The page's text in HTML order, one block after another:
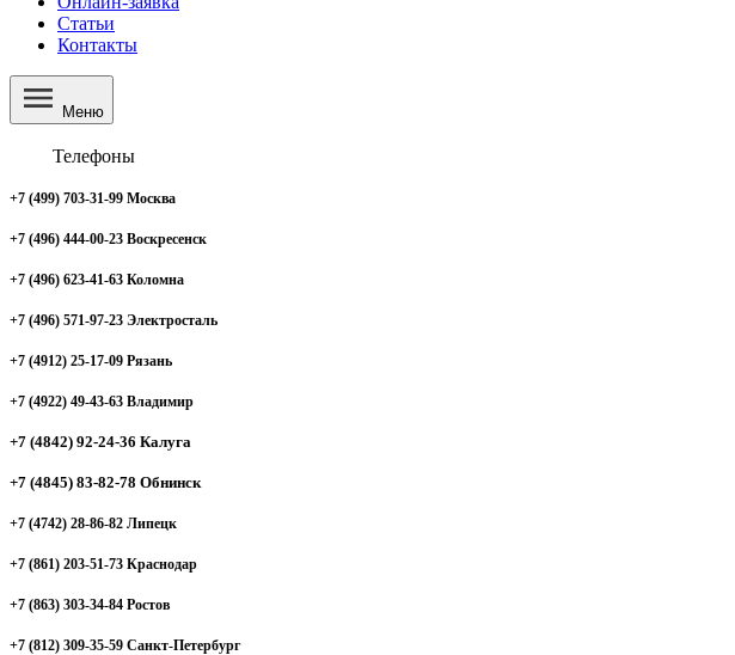
Статьи
Контакты
Меню
Телефоны
+7 (499) 703-31-99 Москва
+7 (496) 444-00-23 Воскресенск
+7 (496) 623-41-63 Коломна
+7 (496) 571-97-23 Электросталь
+7 (4912) 25-17-09 Рязань
+7 (4922) 49-43-63 Владимир
+7 (4842) 92-24-36 Калуга
+7 (4845) 83-82-78 Обнинск
+7 (4742) 28-86-82 Липецк
+7 (861) 203-51-73 Краснодар
+7 (863) 303-34-84 Ростов
+7 (812) 309-35-59 Санкт-Петербург